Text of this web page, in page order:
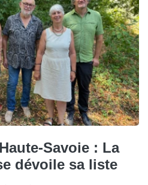
Savoie : La
dévoile sa liste